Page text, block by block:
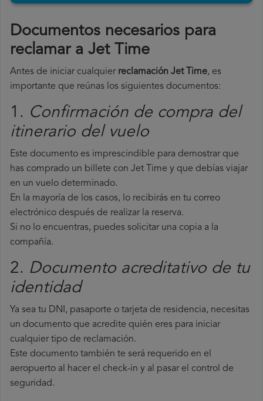
Documentos necesarios para
reclamar a Jet Time
Antes de iniciar cualquier reclamación Jet Time, es
importante que reúnas los siguientes documentos:
1. Confirmación de compra del
itinerario del vuelo
Este documento es imprescindible para demostrar que
has comprado un billete con Jet Time y que debías viajar
en un vuelo determinado.
En la mayoría de los casos, lo recibirás en tu correo
electrónico después de realizar la reserva.
Si no lo encuentras, puedes solicitar una copia a la
compañía.
2. Documento acreditativo de tu
identidad
Ya sea tu DNI, pasaporte o tarjeta de residencia, necesitas
un documento que acredite quién eres para iniciar
cualquier tipo de reclamación.
Este documento también te será requerido en el
aeropuerto al hacer el check-in y al pasar el control de
seguridad.